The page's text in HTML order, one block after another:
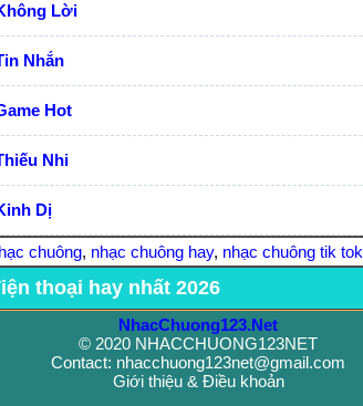
Lời
Nhắn
Hot
Nhi
Dị
chuông, nhạc chuông hay, nhạc chuông tik tok
thoại hay nhất 2026
NhacChuong123.Net
© 2020 NHACCHUONG123NET
Contact: nhacchuong123net@gmail.com
Giới thiệu & Điều khoản